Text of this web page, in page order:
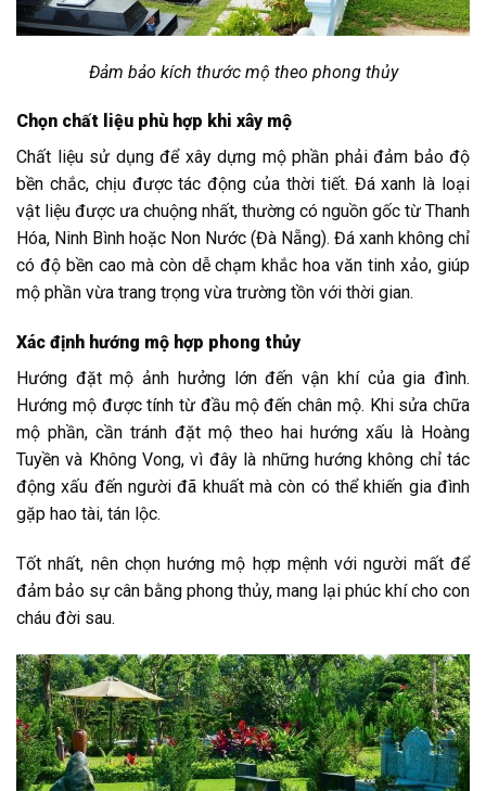
Đảm bảo kích thước mộ theo phong thủy
Chọn chất liệu phù hợp khi xây mộ
Chất liệu sử dụng để xây dựng mộ phần phải đảm bảo độ
bền chắc, chịu được tác động của thời tiết. Đá xanh là loại
vật liệu được ưa chuộng nhất, thường có nguồn gốc từ Thanh
Hóa, Ninh Bình hoặc Non Nước (Đà Nẵng). Đá xanh không chỉ
có độ bền cao mà còn dễ chạm khắc hoa văn tinh xảo, giúp
mộ phần vừa trang trọng vừa trường tồn với thời gian.
Xác định hướng mộ hợp phong thủy
Hướng đặt mộ ảnh hưởng lớn đến vận khí của gia đình.
Hướng mộ được tính từ đầu mộ đến chân mộ. Khi sửa chữa
mộ phần, cần tránh đặt mộ theo hai hướng xấu là Hoàng
Tuyền và Không Vong, vì đây là những hướng không chỉ tác
động xấu đến người đã khuất mà còn có thể khiến gia đình
gặp hao tài, tán lộc.
Tốt nhất, nên chọn hướng mộ hợp mệnh với người mất để
đảm bảo sự cân bằng phong thủy, mang lại phúc khí cho con
cháu đời sau.